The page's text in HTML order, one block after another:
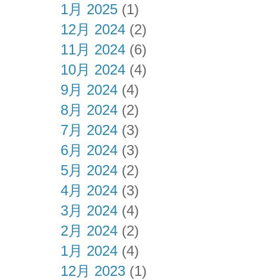
1月 2025 (1)
12月 2024 (2)
11月 2024 (6)
10月 2024 (4)
9月 2024 (4)
8月 2024 (2)
7月 2024 (3)
6月 2024 (3)
5月 2024 (2)
4月 2024 (3)
3月 2024 (4)
2月 2024 (2)
1月 2024 (4)
12月 2023 (1)